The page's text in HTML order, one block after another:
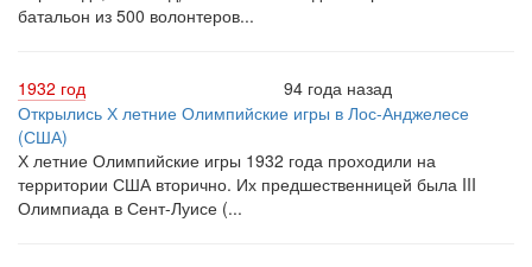
батальон из 500 волонтеров...
1932 год
94 года назад
Открылись Х летние Олимпийские игры в Лос-Анджелесе
(США)
Х летние Олимпийские игры 1932 года проходили на
территории США вторично. Их предшественницей была III
Олимпиада в Сент-Луисе (...